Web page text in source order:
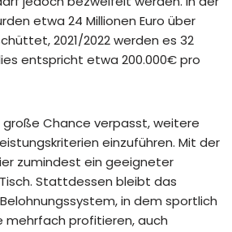
etwa 24 Millionen Euro über
2021/2022 werden es 32
entspricht etwa 200.000€ pro
Chance verpasst, weitere
einzuführen. Mit der
zumindest ein geeigneter
Stattdessen bleibt das
in dem sportlich
mehrfach profitieren, auch